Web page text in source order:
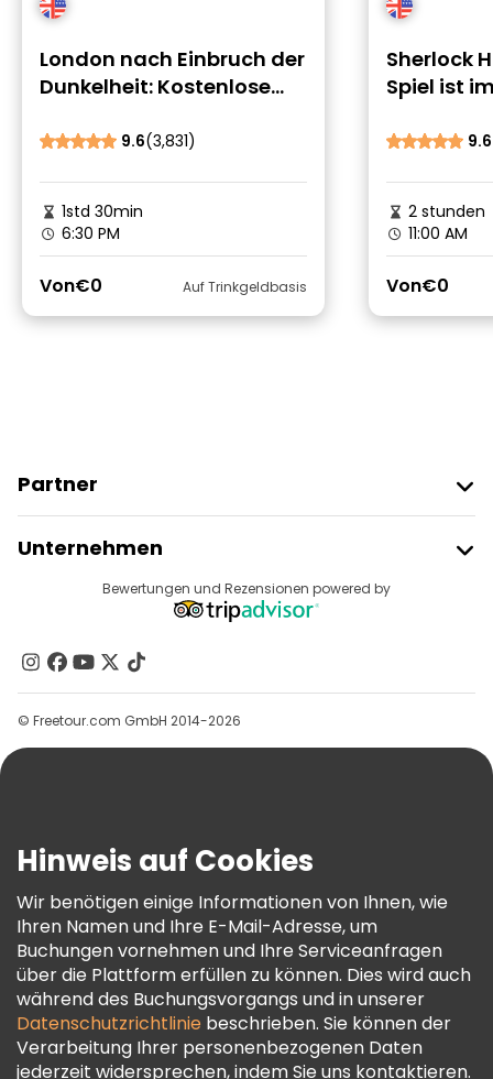
London nach Einbruch der
Dunkelheit: Kostenlose
Gespenster und
9.6(3,831)
1std 30min
6:30 PM
Von€0 Auf Trinkgeldbasis
Sherlock
Spiel ist
9.6
2 stunden
11:00 AM
Von€0
Partner
Anbieter-Anmeldung
Affiliate-Programm
Unternehmen
Reiseziele
Kontakt
Gruppen
Hilfe
AGB Und Rechtliches
Cookie-Richtlinie
Freetour Auszeichnungen
Treueprogramm
Bewertungen und Rezensionen powered by
© Freetour.com GmbH 2014-2026
Hinweis auf Cookies
Wir benötigen einige Informationen von Ihnen, wie
Ihren Namen und Ihre E-Mail-Adresse, um
Buchungen vornehmen und Ihre Serviceanfragen
über die Plattform erfüllen zu können. Dies wird auch
während des Buchungsvorgangs und in unserer
Datenschutzrichtlinie beschrieben. Sie können der
Verarbeitung Ihrer personenbezogenen Daten
jederzeit widersprechen, indem Sie uns kontaktieren.